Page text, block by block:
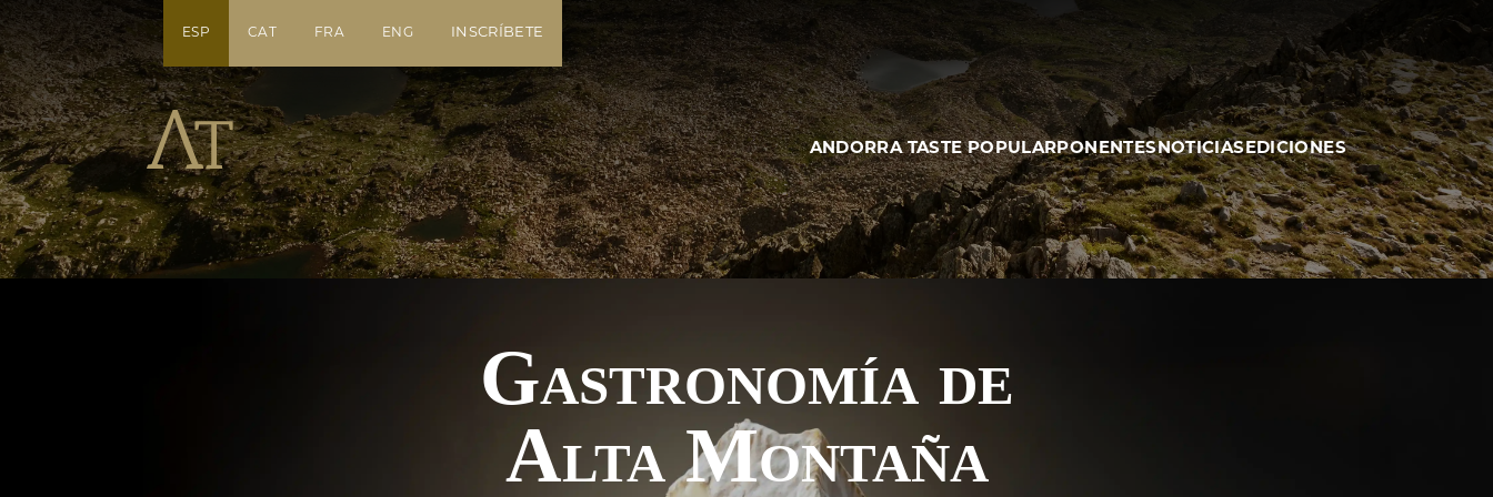
ESP CAT FRA ENG INSCRÍBETE
ANDORRA TASTE POPULARPONENTESNOTICIASEDICIONES
Gastronomíade
Alta Montaña